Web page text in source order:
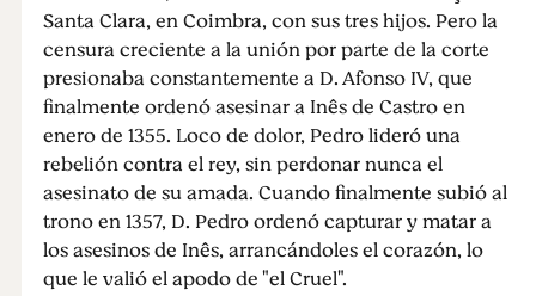
Santa Clara, en Coimbra, con sus tres hijos. Pero la
censura creciente a la unión por parte de la corte
presionaba constantemente a D. Afonso IV, que
finalmente ordenó asesinar a Inês de Castro en
enero de 1355. Loco de dolor, Pedro lideró una
rebelión contra el rey, sin perdonar nunca el
asesinato de su amada. Cuando finalmente subió al
trono en 1357, D. Pedro ordenó capturar y matar a
los asesinos de Inês, arrancándoles el corazón, lo
que le valió el apodo de "el Cruel".